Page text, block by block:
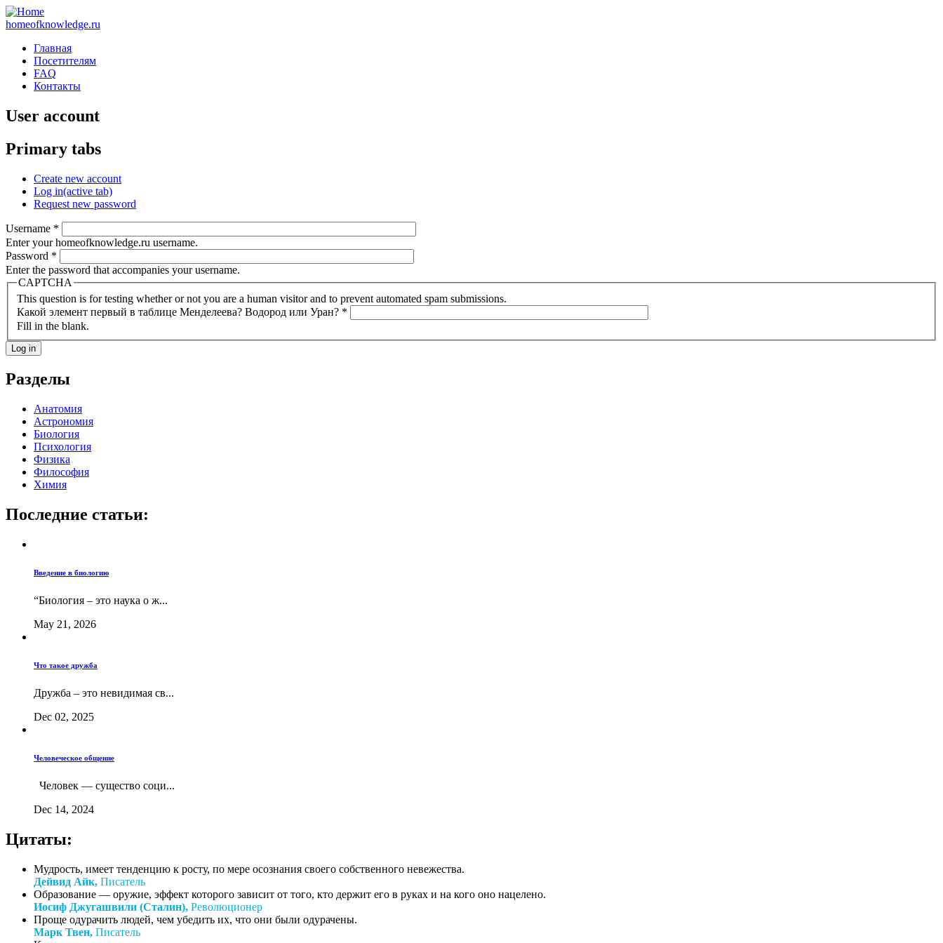
homeofknowledge.ru
Главная
Посетителям
FAQ
Контакты
User account
Primary tabs
Create new account
Log in(active tab)
Request new password
Username *
Enter your homeofknowledge.ru username.
Password *
Enter the password that accompanies your username.
CAPTCHA
This question is for testing whether or not you are a human visitor and to prevent automated spam submissions.
Какой элемент первый в таблице Менделеева? Водород или Уран? *
Fill in the blank.
Разделы
Анатомия
Астрономия
Биология
Психология
Физика
Философия
Химия
Последние статьи:
Введение в биологию
“Биология – это наука о ж...
May 21, 2026
Что такое дружба
Дружба – это невидимая св...
Dec 02, 2025
Человеческое общение
Человек — существо соци...
Dec 14, 2024
Цитаты:
Мудрость, имеет тенденцию к росту, по мере осознания своего собственного невежества.
Дейвид Айк, Писатель
Образование — оружие, эффект которого зависит от того, кто держит его в руках и на кого оно нацелено.
Иосиф Джугашвили (Сталин), Революционер
Проще одурачить людей, чем убедить их, что они были одурачены.
Марк Твен, Писатель